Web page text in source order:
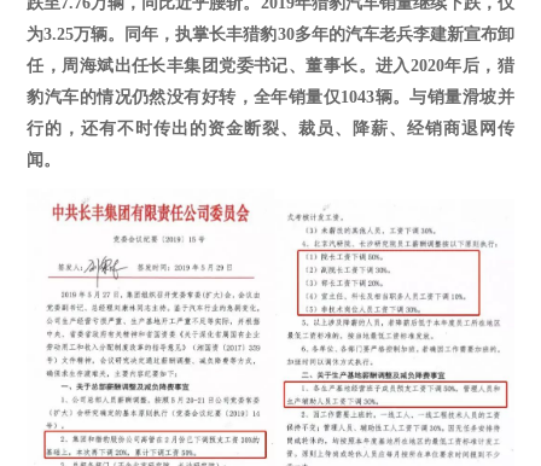
为3.25万辆。同年，执掌长丰猎豹30多年的汽车老兵李建新宣布卸
任，周海斌出任长丰集团党委书记、董事长。进入2020年后，猎
豹汽车的情况仍然没有好转，全年销量仅1043辆。与销量滑坡并
行的，还有不时传出的资金断裂、裁员、降薪、经销商退网传
闻。